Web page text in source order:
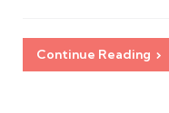
Continue Reading